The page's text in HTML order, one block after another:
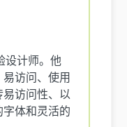
设计师。他
访问、使用
访问性、以
体和灵活的